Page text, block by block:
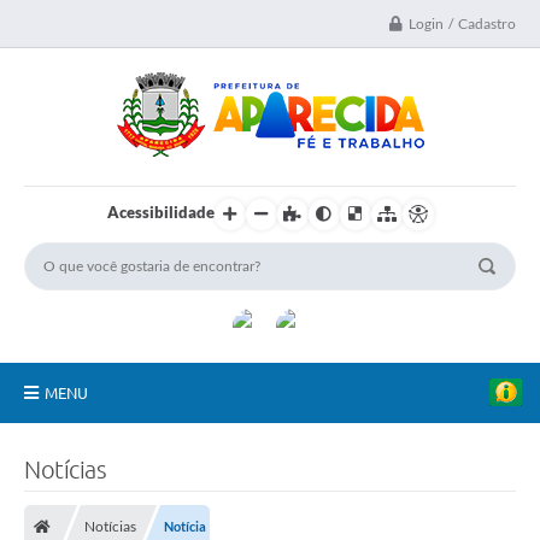
Login / Cadastro
Acessibilidade
MENU
Notícias
Notícias Notícia